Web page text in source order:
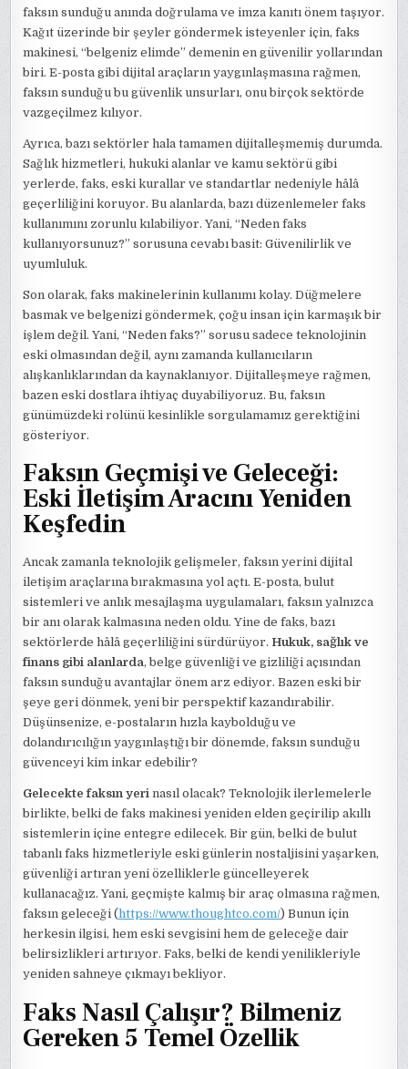
faksın sunduğu anında doğrulama ve imza kanıtı önem taşıyor.
Kağıt üzerinde bir şeyler göndermek isteyenler için, faks
makinesi, “belgeniz elimde” demenin en güvenilir yollarından
biri. E-posta gibi dijital araçların yaygınlaşmasına rağmen,
faksın sunduğu bu güvenlik unsurları, onu birçok sektörde
vazgeçilmez kılıyor.
Ayrıca, bazı sektörler hala tamamen dijitalleşmemiş durumda.
Sağlık hizmetleri, hukuki alanlar ve kamu sektörü gibi
yerlerde, faks, eski kurallar ve standartlar nedeniyle hâlâ
geçerliliğini koruyor. Bu alanlarda, bazı düzenlemeler faks
kullanımını zorunlu kılabiliyor. Yani, “Neden faks
kullanıyorsunuz?” sorusuna cevabı basit: Güvenilirlik ve
uyumluluk.
Son olarak, faks makinelerinin kullanımı kolay. Düğmelere
basmak ve belgenizi göndermek, çoğu insan için karmaşık bir
işlem değil. Yani, “Neden faks?” sorusu sadece teknolojinin
eski olmasından değil, aynı zamanda kullanıcıların
alışkanlıklarından da kaynaklanıyor. Dijitalleşmeye rağmen,
bazen eski dostlara ihtiyaç duyabiliyoruz. Bu, faksın
günümüzdeki rolünü kesinlikle sorgulamamız gerektiğini
gösteriyor.
Faksın Geçmişi ve Geleceği:
Eski İletişim Aracını Yeniden
Keşfedin
Ancak zamanla teknolojik gelişmeler, faksın yerini dijital
iletişim araçlarına bırakmasına yol açtı. E-posta, bulut
sistemleri ve anlık mesajlaşma uygulamaları, faksın yalnızca
bir anı olarak kalmasına neden oldu. Yine de faks, bazı
sektörlerde hâlâ geçerliliğini sürdürüyor. Hukuk, sağlık ve
finans gibi alanlarda, belge güvenliği ve gizliliği açısından
faksın sunduğu avantajlar önem arz ediyor. Bazen eski bir
şeye geri dönmek, yeni bir perspektif kazandırabilir.
Düşünsenize, e-postaların hızla kaybolduğu ve
dolandırıcılığın yaygınlaştığı bir dönemde, faksın sunduğu
güvenceyi kim inkar edebilir?
Gelecekte faksın yeri nasıl olacak? Teknolojik ilerlemelerle
birlikte, belki de faks makinesi yeniden elden geçirilip akıllı
sistemlerin içine entegre edilecek. Bir gün, belki de bulut
tabanlı faks hizmetleriyle eski günlerin nostaljisini yaşarken,
güvenliği artıran yeni özelliklerle güncelleyerek
kullanacağız. Yani, geçmişte kalmış bir araç olmasına rağmen,
faksın geleceği (https://www.thoughtco.com/) Bunun için
herkesin ilgisi, hem eski sevgisini hem de geleceğe dair
belirsizlikleri artırıyor. Faks, belki de kendi yenilikleriyle
yeniden sahneye çıkmayı bekliyor.
Faks Nasıl Çalışır? Bilmeniz
Gereken 5 Temel Özellik